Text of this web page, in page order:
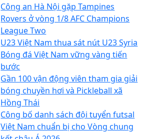
Công an Hà Nội gặp Tampines
Rovers ở vòng 1/8 AFC Champions
League Two
U23 Việt Nam thua sát nút U23 Syria
Bóng đá Việt Nam vững vàng tiến
bước
Gần 100 vận động viên tham gia giải
bóng chuyền hơi và Pickleball xã
Hồng Thái
Công bố danh sách đội tuyển futsal
Việt Nam chuẩn bị cho Vòng chung